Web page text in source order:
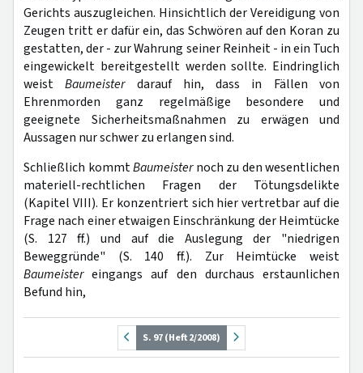
Gerichts auszugleichen. Hinsichtlich der Vereidigung von
Zeugen tritt er dafür ein, das Schwören auf den Koran zu
gestatten, der - zur Wahrung seiner Reinheit - in ein Tuch
eingewickelt bereitgestellt werden sollte. Eindringlich
weistBaumeisterdarauf hin, dass in Fällen von
Ehrenmorden ganz regelmäßige besondere und
geeignete Sicherheitsmaßnahmen zu erwägen und
Aussagen nur schwer zu erlangen sind.
Schließlich kommtBaumeisternoch zu den wesentlichen
materiell-rechtlichen Fragen der Tötungsdelikte
(Kapitel VIII). Er konzentriert sich hier vertretbar auf die
Frage nach einer etwaigen Einschränkung der Heimtücke
(S. 127 ff.) und auf die Auslegung der "niedrigen
Beweggründe" (S. 140 ff.). Zur Heimtücke weist
Baumeistereingangs auf den durchaus erstaunlichen
Befund hin,
S. 97 (Heft 2/2008)